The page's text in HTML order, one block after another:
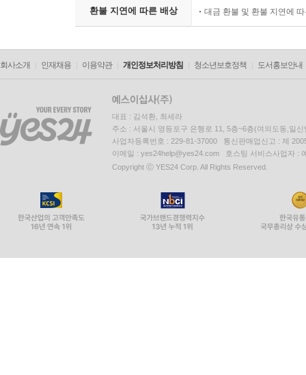
환불 지연에 따른 배상 대금 환불 및 환불 지연에
회사소개 인재채용 이용약관 개인정보처리방침 청소년보호정책 도서홍보안내
대표 : 김석환, 최세라
주소 : 서울시 영등포구 은행로 11, 5층~6층(여의도동,일신
사업자등록번호 : 229-81-37000 통신판매업신고 : 제
이메일 : yes24help@yes24.com 호스팅 서비스사업자 :
Copyright ⓒ YES24 Corp. All Rights Reserved.